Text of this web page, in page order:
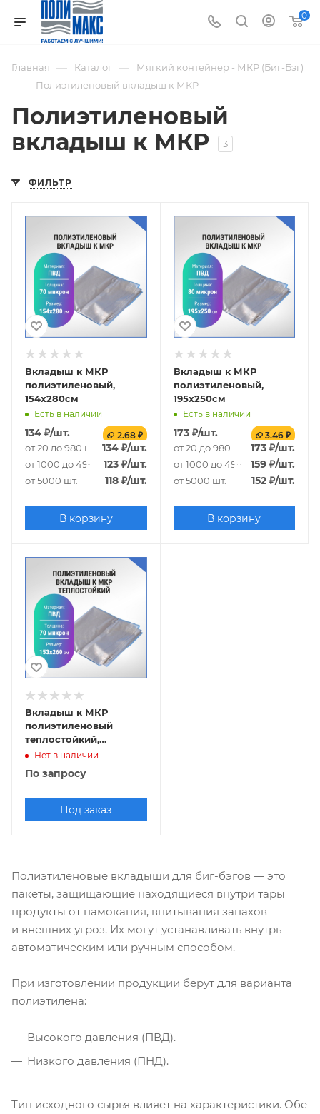
0
Главная — Каталог — Мягкий контейнер - МКР (Биг-Бэг)
— Полиэтиленовый вкладыш к МКР
Полиэтиленовый
вкладыш к МКР
3
ФИЛЬТР
Вкладыш к МКР
полиэтиленовый,
154х280см
Есть в наличии
134 ₽/шт. 2.68 ₽
от 20 до 980 шт. 134₽/шт.
от 1000 до 4980 шт.
123₽/шт.
от 5000 шт. 118₽/шт.
В корзину
Вкладыш к МКР
полиэтиленовый,
195х250см
Есть в наличии
173₽/шт. 3.46 ₽
от 20 до 980 шт. 173 ₽/шт.
от 1000 до 4980 шт.
159 ₽/шт.
от 5000 шт. 152 ₽/шт.
В корзину
Вкладыш к МКР
полиэтиленовый
теплостойкий,
153x260см
Нет в наличии
По запросу
Под заказ
Полиэтиленовые вкладыши для биг-бэгов — это
пакеты, защищающие находящиеся внутри тары
продукты от намокания, впитывания запахов
и внешних угроз. Их могут устанавливать внутрь
автоматическим или ручным способом.
При изготовлении продукции берут для варианта
полиэтилена:
Высокого давления (ПВД).
Низкого давления (ПНД).
Тип исходного сырья влияет на характеристики. Обе